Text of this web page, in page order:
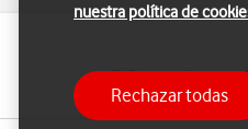
El Bluetooth es
nuestra política de
Rechazar todas